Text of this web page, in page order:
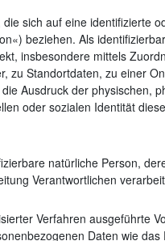
sich auf eine identifizierte
beziehen. Als
insbesondere mittels
zu Standortdaten, zu einer
Ausdruck der physischen,
oder sozialen Identität
natürliche Person,
Verantwortlichen
Verfahren ausgeführte
Daten wie das